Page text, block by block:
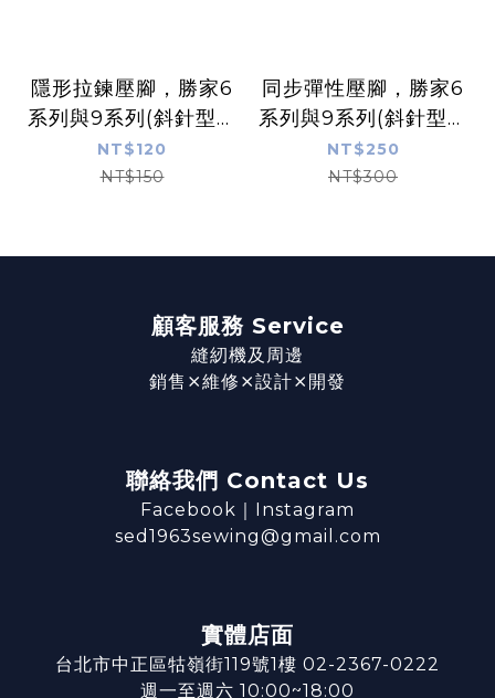
隱形拉鍊壓腳，勝家6
系列與9系列(斜針型專
用)6200.6900縫紉機
NT$120
NT$150
同步彈性壓腳，勝家6
系列與9系列(斜針型專
用)6200.6900縫紉機
NT$250
NT$300
顧客服務 Service
縫紉機及周邊
銷售⨯維修⨯設計⨯開發
聯絡我們 Contact Us
Facebook
Instagram
sed1963sewing@gmail.com
實體店面
台北市中正區牯嶺街119號1樓 02-2367-0222
週一至週六 10:00~18:00